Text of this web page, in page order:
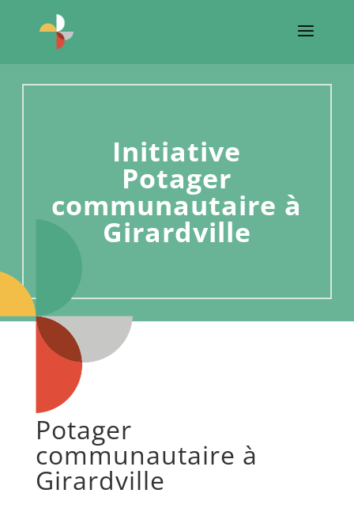
Initiative
Potager
communautaire à
Girardville
Potager
communautaire à
Girardville